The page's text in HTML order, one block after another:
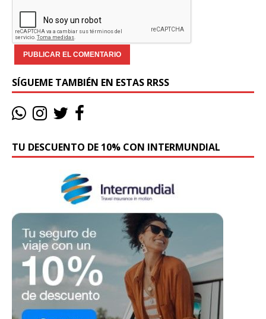
SÍGUEME TAMBIÉN EN ESTAS RRSS
TU DESCUENTO DE 10% CON INTERMUNDIAL